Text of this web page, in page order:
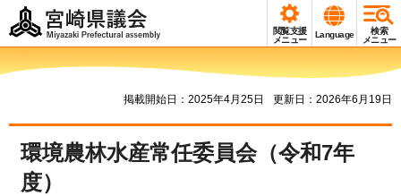
宮崎県議会
Miyazaki Prefectural
閲覧支援
メニュー
Language
検索
メニュー
掲載開始日：2025年4月25日 更新日：2026年6月19日
環境農林水産常任委員会（令和7年
度）